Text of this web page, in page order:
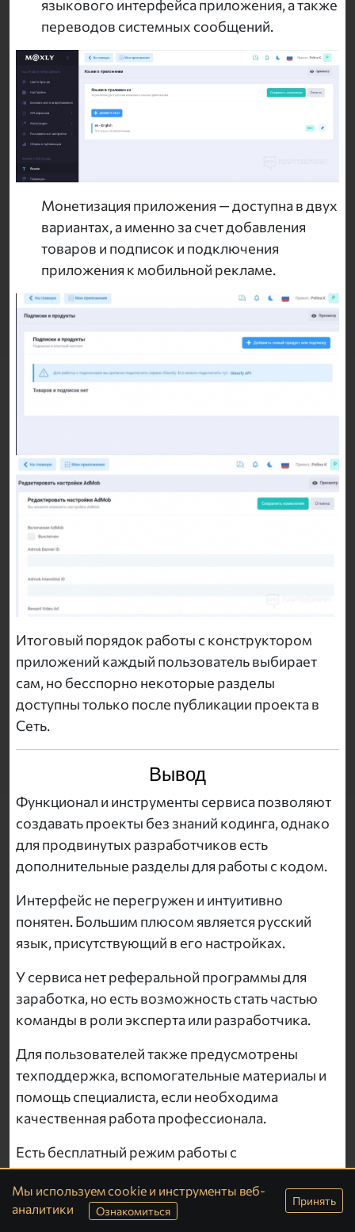
языкового интерфейса приложения, а также
переводов системных сообщений.
Монетизация приложения — доступна в двух
вариантах, а именно за счет добавления
товаров и подписок и подключения
приложения к мобильной рекламе.
Итоговый порядок работы с конструктором
приложений каждый пользователь выбирает
сам, но бесспорно некоторые разделы
доступны только после публикации проекта в
Сеть.
Вывод
Функционал и инструменты сервиса позволяют
создавать проекты без знаний кодинга, однако
для продвинутых разработчиков есть
дополнительные разделы для работы с кодом.
Интерфейс не перегружен и интуитивно
понятен. Большим плюсом является русский
язык, присутствующий в его настройках.
У сервиса нет реферальной программы для
заработка, но есть возможность стать частью
команды в роли эксперта или разработчика.
Для пользователей также предусмотрены
техподдержка, вспомогательные материалы и
помощь специалиста, если необходима
качественная работа профессионала.
Есть бесплатный режим работы с
конструктором, однако для публикации
приложения необходима платная подписка.
Мы используем cookie и инструменты веб-
аналитики
Ознакомиться
Принять